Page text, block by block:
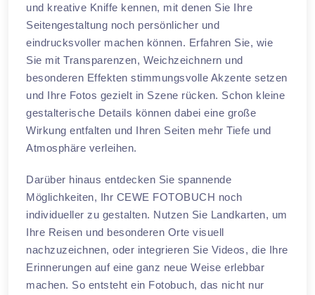
und kreative Kniffe kennen, mit denen Sie Ihre
Seitengestaltung noch persönlicher und
eindrucksvoller machen können. Erfahren Sie, wie
Sie mit Transparenzen, Weichzeichnern und
besonderen Effekten stimmungsvolle Akzente setzen
und Ihre Fotos gezielt in Szene rücken. Schon kleine
gestalterische Details können dabei eine große
Wirkung entfalten und Ihren Seiten mehr Tiefe und
Atmosphäre verleihen.
Darüber hinaus entdecken Sie spannende
Möglichkeiten, Ihr CEWE FOTOBUCH noch
individueller zu gestalten. Nutzen Sie Landkarten, um
Ihre Reisen und besonderen Orte visuell
nachzuzeichnen, oder integrieren Sie Videos, die Ihre
Erinnerungen auf eine ganz neue Weise erlebbar
machen. So entsteht ein Fotobuch, das nicht nur